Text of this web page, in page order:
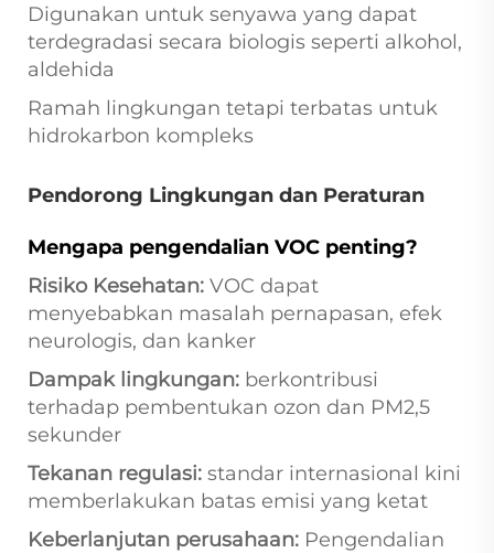
Digunakan untuk senyawa yang dapat
terdegradasi secara biologis seperti alkohol,
aldehida
Ramah lingkungan tetapi terbatas untuk
hidrokarbon kompleks
Pendorong Lingkungan dan Peraturan
Mengapa pengendalian VOC penting?
Risiko Kesehatan: VOC dapat
menyebabkan masalah pernapasan, efek
neurologis, dan kanker
Dampak lingkungan: berkontribusi
terhadap pembentukan ozon dan PM2,5
sekunder
Tekanan regulasi: standar internasional kini
memberlakukan batas emisi yang ketat
Keberlanjutan perusahaan: Pengendalian